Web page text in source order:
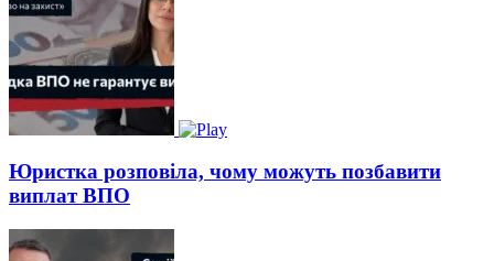
Юристка розповіла, чому можуть позбавити
виплат ВПО